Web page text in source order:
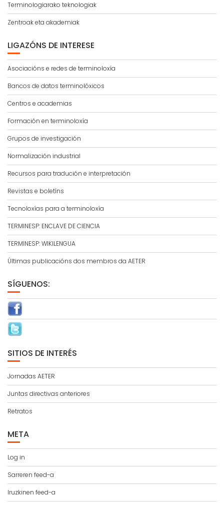
Terminologiarako teknologiak
Zentroak eta akademiak
LIGAZÓNS DE INTERESE
Asociacións e redes de terminoloxía
Bancos de datos terminolóxicos
Centros e academias
Formación en terminoloxía
Grupos de investigación
Normalización industrial
Recursos para tradución e interpretación
Revistas e boletíns
Tecnoloxías para a terminoloxía
TERMINESP: ENCLAVE DE CIENCIA
TERMINESP: WIKILENGUA
Últimas publicacións dos membros da AETER
SÍGUENOS:
SITIOS DE INTERÉS
Jornadas AETER
Juntas directivas anteriores
Retratos
META
Log in
Sarreren feed-a
Iruzkinen feed-a